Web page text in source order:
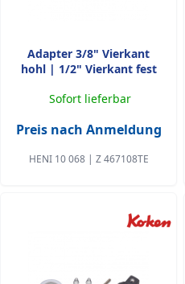
Adapter 3/8" Vierkant
hohl | 1/2" Vierkant fest
Sofort lieferbar
Preis nach Anmeldung
HENI 10 068 | Z 467108TE